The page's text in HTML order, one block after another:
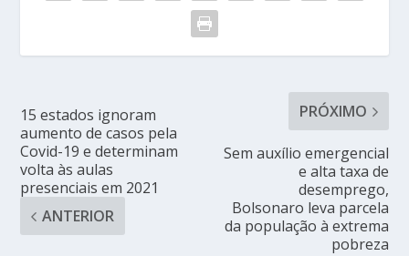
15 estados ignoram
aumento de casos pela
Covid-19 e determinam
volta às aulas
presenciais em 2021
ANTERIOR
PRÓXIMO
Sem auxílio emergencial
e alta taxa de
desemprego,
Bolsonaro leva parcela
da população à extrema
pobreza